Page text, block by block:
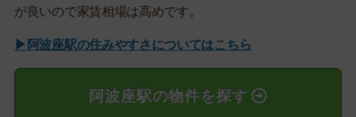
が良いので家賃相場は高めです。
▶阿波座駅の住みやすさについてはこちら
阿波座駅の物件を探す